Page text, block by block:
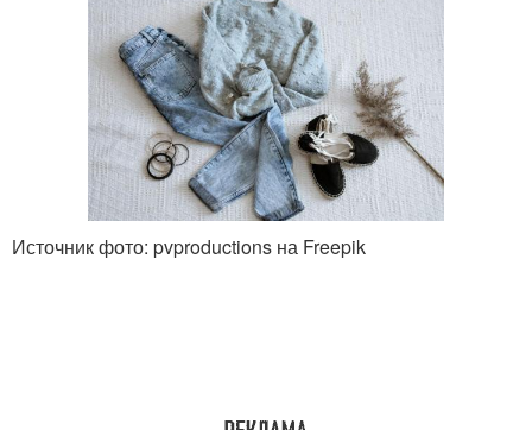
Источник фото: pvproductions на Freepik